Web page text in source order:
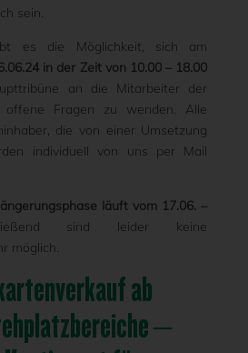
sein.
es die Möglichkeit, sich am
in der Zeit von 10.00 – 18.00
an die Mitarbeiter der
offene Fragen zu wenden. Alle
die von einer Umsetzung
individuell von uns per Mail
läuft vom 17.06. –
sind leider keine
möglich.
ab
–